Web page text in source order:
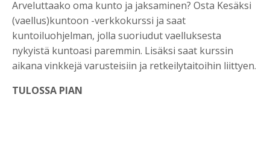
Arveluttaako oma kunto ja jaksaminen? Osta Kesäksi
(vaellus)kuntoon -verkkokurssi ja saat
kuntoiluohjelman, jolla suoriudut vaelluksesta
nykyistä kuntoasi paremmin. Lisäksi saat kurssin
aikana vinkkejä varusteisiin ja retkeilytaitoihin liittyen.
TULOSSA PIAN